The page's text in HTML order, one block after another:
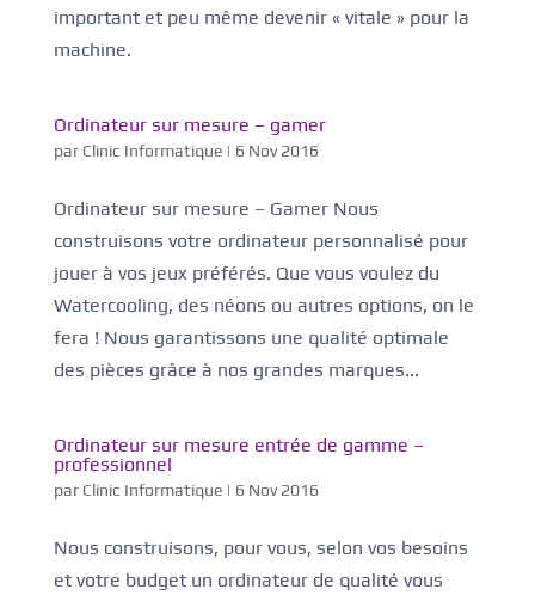
important et peu même devenir « vitale » pour la
machine.
Ordinateur sur mesure – gamer
par Clinic Informatique| 6 Nov 2016
Ordinateur sur mesure – Gamer Nous
construisons votre ordinateur personnalisé pour
jouer à vos jeux préférés. Que vous voulez du
Watercooling, des néons ou autres options, on le
fera ! Nous garantissons une qualité optimale
des pièces grâce à nos grandes marques...
Ordinateur sur mesure entrée de gamme –
professionnel
par Clinic Informatique| 6 Nov 2016
Nous construisons, pour vous, selon vos besoins
et votre budget un ordinateur de qualité vous